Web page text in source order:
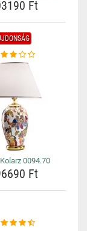
Ft
0094.70
Ft